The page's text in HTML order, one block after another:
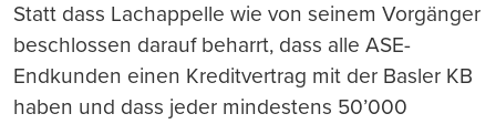
Statt dass Lachappelle wie von seinem Vorgänger
beschlossen darauf beharrt, dass alle ASE-
Endkunden einen Kreditvertrag mit der Basler KB
haben und dass jeder mindestens 50’000